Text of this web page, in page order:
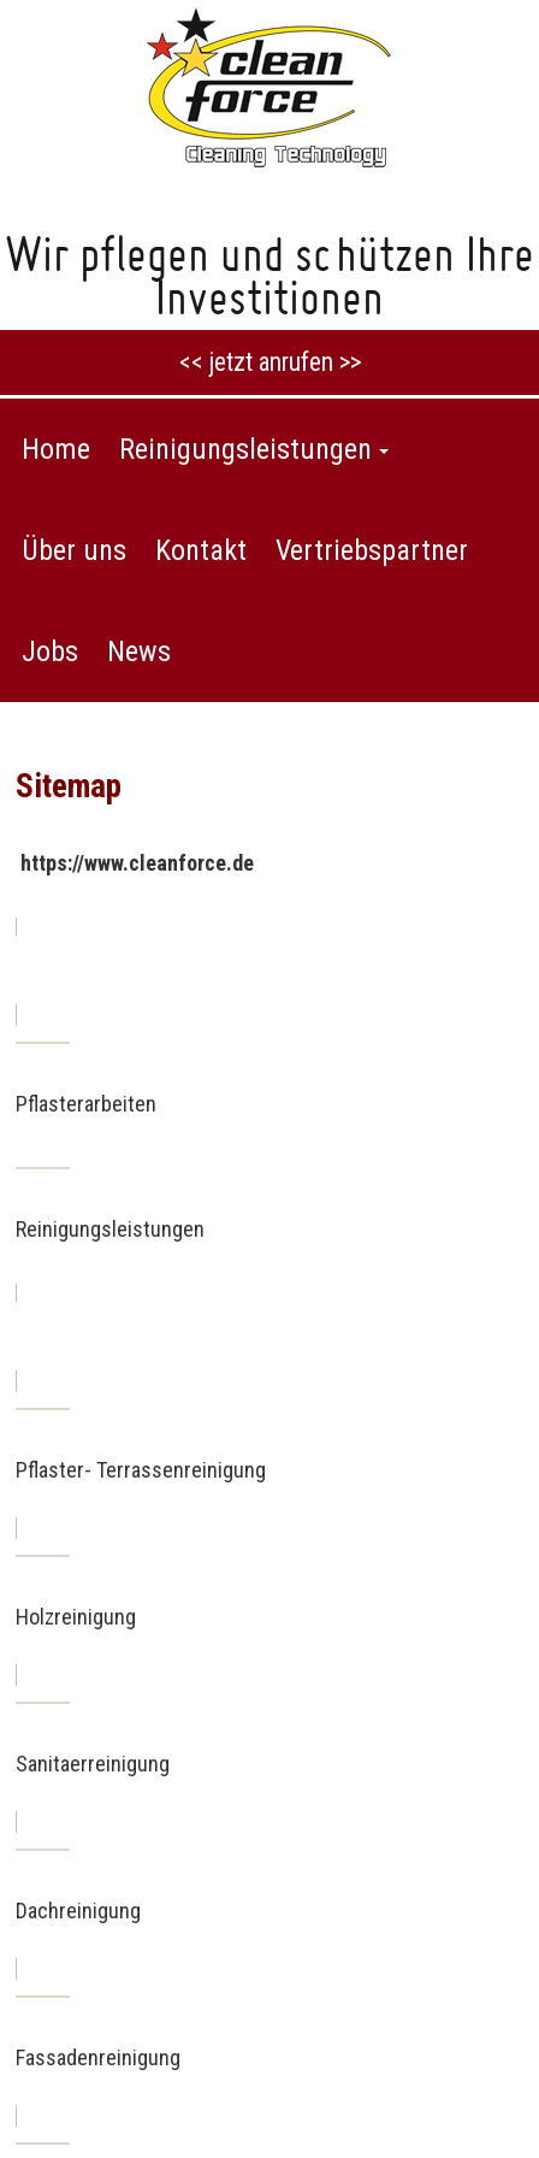
Wir pflegen und schützen Ihre
Investitionen
<< jetzt anrufen >>
Home Reinigungsleistungen
Über uns Kontakt Vertriebspartner
Jobs News
Sitemap
https://www.cleanforce.de
Pflasterarbeiten
Reinigungsleistungen
Pflaster- Terrassenreinigung
Holzreinigung
Sanitaerreinigung
Dachreinigung
Fassadenreinigung